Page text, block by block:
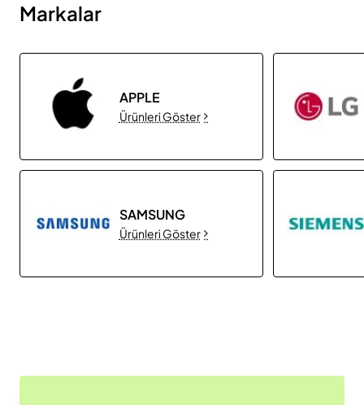
Markalar
APPLE
Ürünleri Göster
SAMSUNG
Ürünleri Göster